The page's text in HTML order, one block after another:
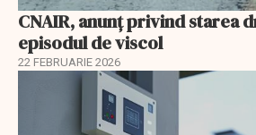
CNAIR, anunț privind starea
episodul de viscol
22 FEBRUARIE 2026